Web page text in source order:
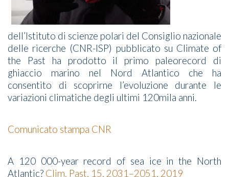
dell’Istituto di scienze polari del Consiglio nazionale
delle ricerche (CNR-ISP) pubblicato su Climate of
the Past ha prodotto il primo paleorecord di
ghiaccio marino nel Nord Atlantico che ha
consentito di scoprirne l’evoluzione durante le
variazioni climatiche degli ultimi 120mila anni.
Comunicato stampa CNR
A 120 000-year record of sea ice in the North
Atlantic? Clim. Past, 15, 2031–2051, 2019